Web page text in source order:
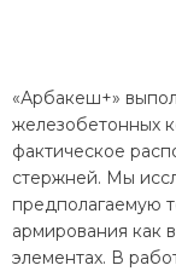
«Арбакеш+»
железобетонных
фактическое
стержней. Мы
предполагаемую
армирования как
элементах. В